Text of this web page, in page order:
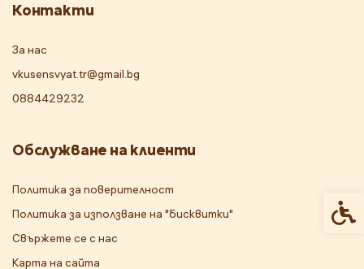
Контакти
За нас
vkusensvyat.tr@gmail.bg
0884429232
Обслужване на клиенти
Политика за поверителност
Политика за използване на "бисквитки"
Свържете се с нас
Карта на сайта